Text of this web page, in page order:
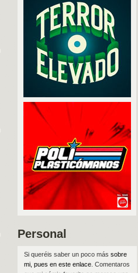
Personal
Si queréis saber un poco más sobre
mi, pues en este enlace. Comentaros